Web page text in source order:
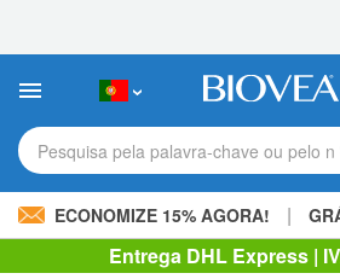
site
um
de
acessibilidade.
Pesquisa pela palavra-chave ou pelo n
ECONOMIZE 15% AGORA! |
Entrega DHL Express |